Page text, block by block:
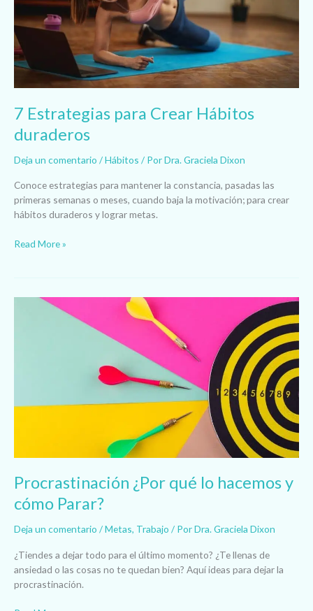
7 Estrategias para Crear Hábitos
duraderos
Deja un comentario /Hábitos / PorDra. Graciela Dixon
Conoce estrategias para mantener la constancia, pasadas las
primeras semanas o meses, cuando baja la motivación; para crear
hábitos duraderos y lograr metas.
duraderos
Read More »
Procrastinación ¿Por qué lo hacemos y
cómo Parar?
Deja un comentario /Metas, Trabajo / PorDra. Graciela Dixon
¿Tiendes a dejar todo para el último momento? ¿Te llenas de
ansiedad o las cosas no te quedan bien? Aquí ideas para dejar la
procrastinación.
Procrastinación
Parar?